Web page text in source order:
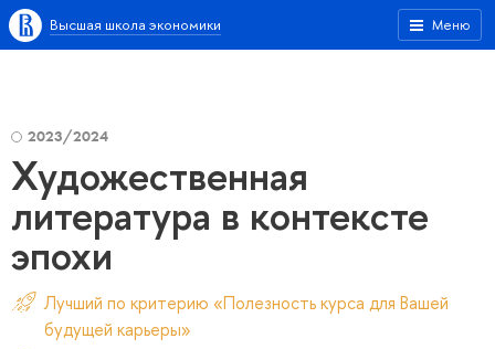
Меню
Высшая школа экономики
2023/2024
Художественная
литература в контексте
эпохи
Лучший по критерию «Полезность курса для Вашей
будущей карьеры»